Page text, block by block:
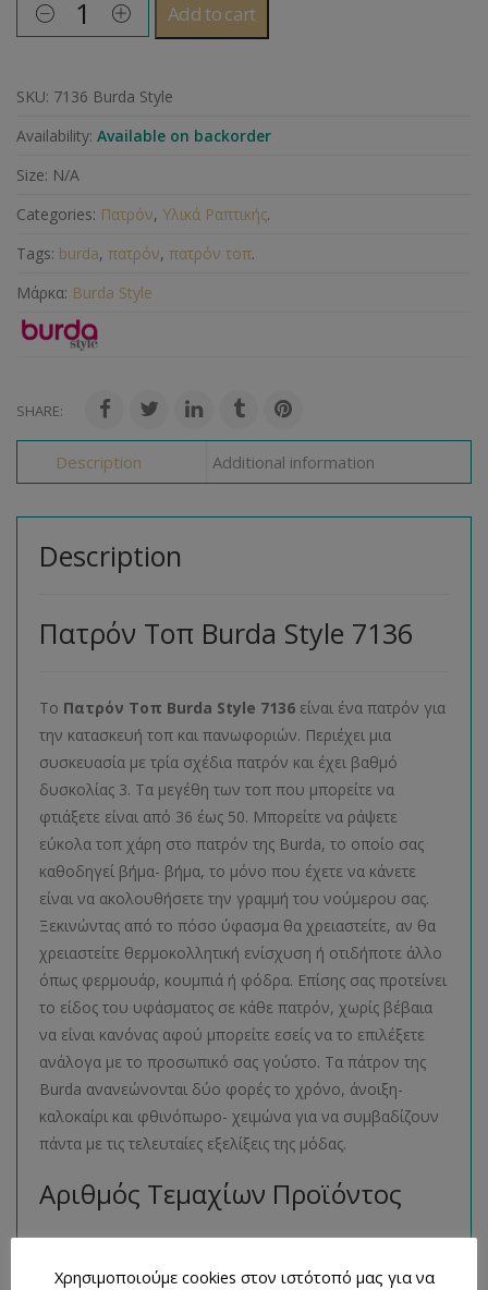
Add to cart
SKU: 7136 Burda Style
Availability: Available on backorder
Size: N/A
Categories: Πατρόν, Υλικά Ραπτικής.
Tags: burda, πατρόν, πατρόν τοπ.
Μάρκα: Burda Style
SHARE:
Description Additional information
Description
Πατρόν Τοπ Burda Style 7136
Το Πατρόν Τοπ Burda Style 7136 είναι ένα πατρόν για
την κατασκευή τοπ και πανωφοριών. Περιέχει μια
συσκευασία με τρία σχέδια πατρόν και έχει βαθμό
δυσκολίας 3. Τα μεγέθη των τοπ που μπορείτε να
φτιάξετε είναι από 36 έως 50. Μπορείτε να ράψετε
εύκολα τοπ χάρη στο πατρόν της Burda, το οποίο σας
καθοδηγεί βήμα- βήμα, το μόνο που έχετε να κάνετε
είναι να ακολουθήσετε την γραμμή του νούμερου σας.
Ξεκινώντας από το πόσο ύφασμα θα χρειαστείτε, αν θα
χρειαστείτε θερμοκολλητική ενίσχυση ή οτιδήποτε άλλο
όπως φερμουάρ, κουμπιά ή φόδρα. Επίσης σας προτείνει
το είδος του υφάσματος σε κάθε πατρόν, χωρίς βέβαια
να είναι κανόνας αφού μπορείτε εσείς να το επιλέξετε
ανάλογα με το προσωπικό σας γούστο. Τα πάτρον της
Burda ανανεώνονται δύο φορές το χρόνο, άνοιξη-
καλοκαίρι και φθινόπωρο- χειμώνα για να συμβαδίζουν
πάντα με τις τελευταίες εξελίξεις της μόδας.
Αριθμός Τεμαχίων Προϊόντος
1 βιβλιαράκι με 3 σχέδια πατρόν
Χρησιμοποιούμε cookies στον ιστότοπό μας για να